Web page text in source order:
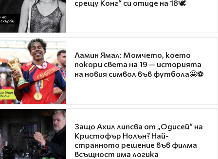
срещу Конг“ си отиде на 18🕊️
Ламин Ямал: Момчето, което
покори света на 19 — историята
на новия символ във футбола🤩⚽
Защо Ахил липсва от „Одисей“ на
Кристофър Нолън? Най-
странното решение във филма
всъщност има логика